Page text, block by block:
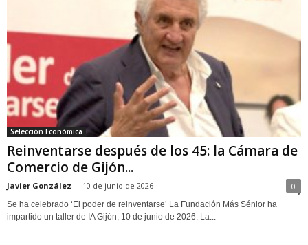
Selección Económica
Reinventarse después de los 45: la Cámara de
Comercio de Gijón...
Javier González - 10 de junio de 2026 0
Se ha celebrado ‘El poder de reinventarse’ La Fundación Más Sénior ha
impartido un taller de IA Gijón, 10 de junio de 2026. La...